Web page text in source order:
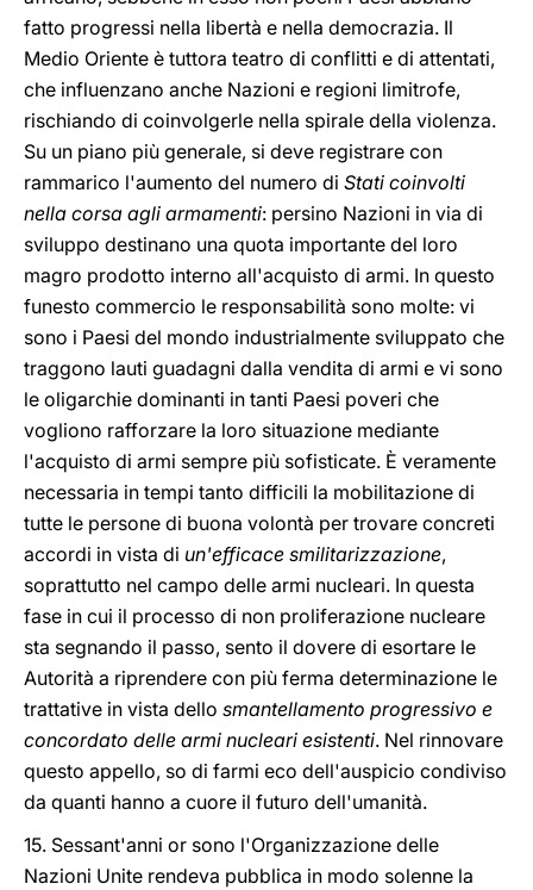
fatto progressi nella libertà e nella democrazia. Il
Medio Oriente è tuttora teatro di conflitti e di attentati,
che influenzano anche Nazioni e regioni limitrofe,
rischiando di coinvolgerle nella spirale della violenza.
Su un piano più generale, si deve registrare con
rammarico l'aumento del numero di Stati coinvolti
nella corsa agli armamenti: persino Nazioni in via di
sviluppo destinano una quota importante del loro
magro prodotto interno all'acquisto di armi. In questo
funesto commercio le responsabilità sono molte: vi
sono i Paesi del mondo industrialmente sviluppato che
traggono lauti guadagni dalla vendita di armi e vi sono
le oligarchie dominanti in tanti Paesi poveri che
vogliono rafforzare la loro situazione mediante
l'acquisto di armi sempre più sofisticate. È veramente
necessaria in tempi tanto difficili la mobilitazione di
tutte le persone di buona volontà per trovare concreti
accordi in vista di un'efficace smilitarizzazione,
soprattutto nel campo delle armi nucleari. In questa
fase in cui il processo di non proliferazione nucleare
sta segnando il passo, sento il dovere di esortare le
Autorità a riprendere con più ferma determinazione le
trattative in vista dello smantellamento progressivo e
concordato delle armi nucleari esistenti. Nel rinnovare
questo appello, so di farmi eco dell'auspicio condiviso
da quanti hanno a cuore il futuro dell'umanità.
15. Sessant'anni or sono l'Organizzazione delle
Nazioni Unite rendeva pubblica in modo solenne la